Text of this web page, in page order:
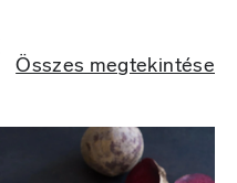
Összes megtekintése